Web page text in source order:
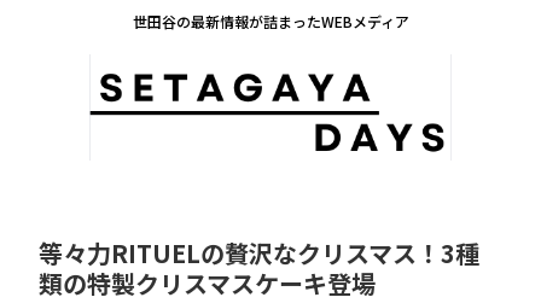
世田谷の最新情報が詰まったWEBメディア
等々力RITUELの贅沢なクリスマス！3種
類の特製クリスマスケーキ登場